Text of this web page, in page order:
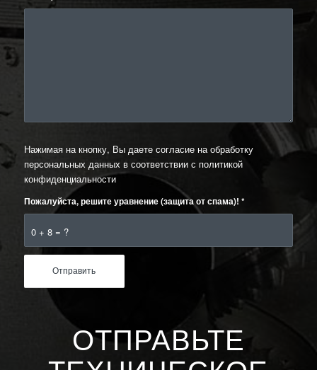
Нажимая на кнопку, Вы даете согласие на обработку
персональных данных в соответствии с политикой
конфиденциальности
0 + 8 = ?
Пожалуйста, решите уравнение (защита от спама)! *
ОТПРАВЬТЕ